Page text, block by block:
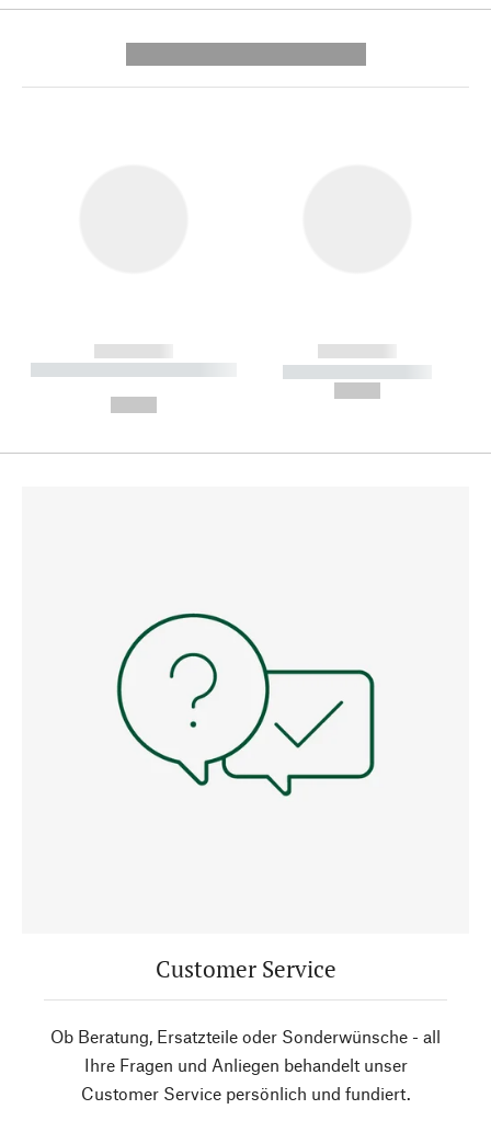
------------
----------- ----------- --------
------------
----------- -----------
Customer Service
Ob Beratung, Ersatzteile oder Sonderwünsche - all
Ihre Fragen und Anliegen behandelt unser
Customer Service persönlich und fundiert.